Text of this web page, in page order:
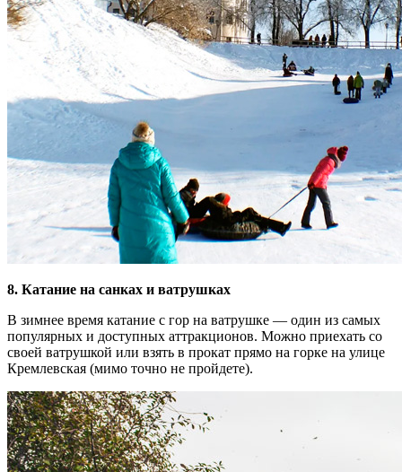
8. Катание на санках и ватрушках
В зимнее время катание с гор на ватрушке — один из самых
популярных и доступных аттракционов. Можно приехать со
своей ватрушкой или взять в прокат прямо на горке на улице
Кремлевская (мимо точно не пройдете).